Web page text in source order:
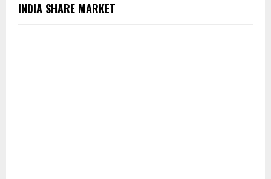
INDIA SHARE MARKET